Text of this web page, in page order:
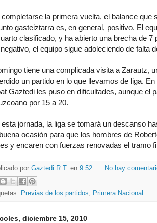
completarse la primera vuelta, el balance que
gasteiztarra es, en general, positivo. El
clasificado, y ha abierto una brecha de
el equipo sigue adoleciendo de falta
tiene una complicada visita a Zarautz,
un partido en lo que llevamos de liga.
Gaztedi les puso en dificultades, aunque el
por 15 a 20.
jornada, la liga se tomará un descanso
ocasión para que los hombres de
y encaren con fuerzas renovadas el tramo
por Gaztedi R.T. en 9:52 No hay
Previas de los partidos Primera Nacional
diciembre 15, 2010